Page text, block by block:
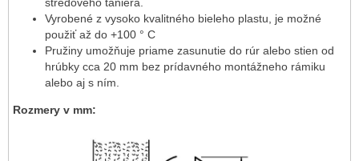
Vyrobené z vysoko kvalitného bieleho plastu, je možné
použiť až do +100 ° C
Pružiny umožňuje priame zasunutie do rúr alebo stien od
hrúbky cca 20 mm bez prídavného montážneho rámiku
alebo aj s ním.
Rozmery v mm: